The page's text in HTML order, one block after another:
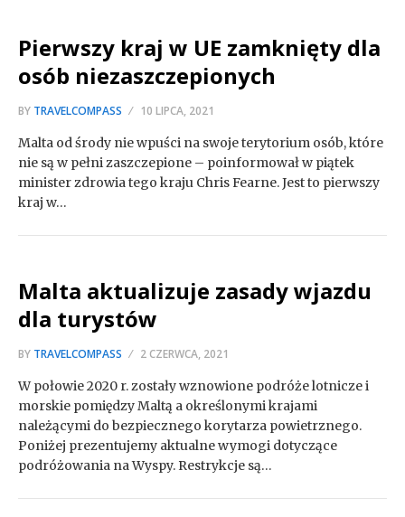
Pierwszy kraj w UE zamknięty dla
osób niezaszczepionych
BY TRAVELCOMPASS 10 LIPCA, 2021
Malta od środy nie wpuści na swoje terytorium osób, które
nie są w pełni zaszczepione – poinformował w piątek
minister zdrowia tego kraju Chris Fearne. Jest to pierwszy
kraj w…
Malta aktualizuje zasady wjazdu
dla turystów
BY TRAVELCOMPASS 2 CZERWCA, 2021
W połowie 2020 r. zostały wznowione podróże lotnicze i
morskie pomiędzy Maltą a określonymi krajami
należącymi do bezpiecznego korytarza powietrznego.
Poniżej prezentujemy aktualne wymogi dotyczące
podróżowania na Wyspy. Restrykcje są…